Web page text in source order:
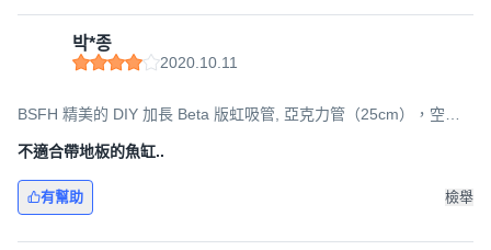
박*종
2020.10.11
BSFH 精美的 DIY 加長 Beta 版虹吸管, 亞克力管（25cm），空氣
不適合帶地板的魚缸..
有幫助 檢舉